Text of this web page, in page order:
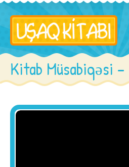
Kitab Müsabiqəsi